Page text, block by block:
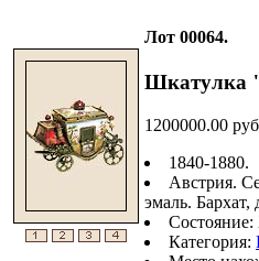
Лот 00064.
Шкатулка
1200000.00
1840-1880.
Австрия.
эмаль. Бархат,
Категория: